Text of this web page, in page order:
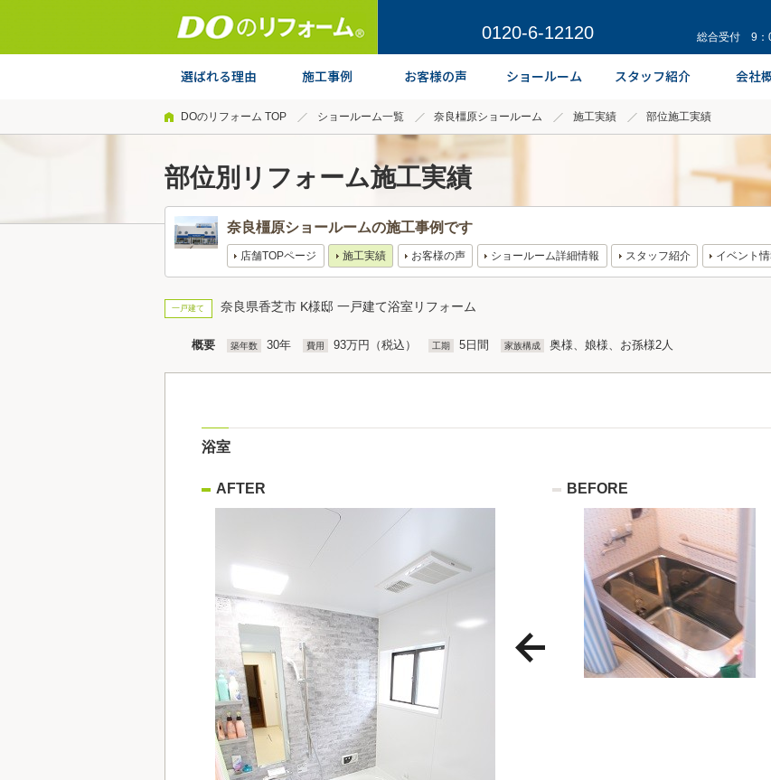
0120-6-12120 総合受付 9：
DOのリフォーム TOP ショールーム一覧 奈良橿原ショールーム 施工実績 部位施工実績
部位別リフォーム施工実績
奈良橿原ショールームの施工事例です
店舗TOPページ 施工実績 お客様の声 ショールーム詳細情報 スタッフ紹介 イベント
一戸建て 奈良県香芝市 K様邸 一戸建て浴室リフォーム
概要 築年数 30年 費用 93万円（税込） 工期 5日間 家族構成 奥様、娘様、お孫様2人
浴室
BEFORE
AFTER